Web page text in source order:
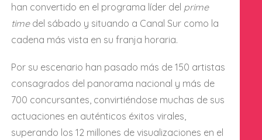
han convertido en el programa líder del prime
timedel sábado y situando a Canal Sur como la
cadena más vista en su franja horaria.
Por su escenario han pasado más de 150 artistas
consagrados del panorama nacional y más de
700 concursantes, convirtiéndose muchas de sus
actuaciones en auténticos éxitos virales,
superando los 12 millones de visualizaciones en el